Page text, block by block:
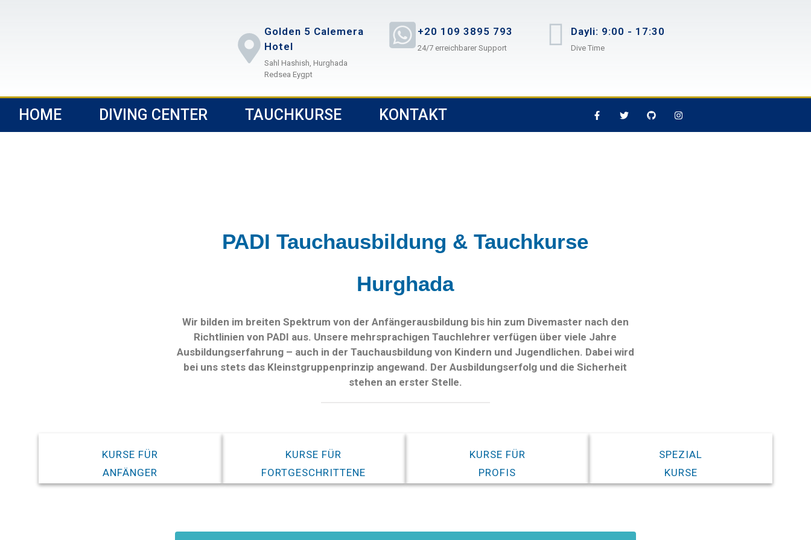
Golden 5 Calemera
Hotel
Sahl Hashish, Hurghada
Redsea Eygpt
+20 109 3895 793
24/7 erreichbarer Support
Dayli: 9:00 - 17:30
Dive Time
HOME DIVING CENTER TAUCHKURSE KONTAKT
PADI Tauchausbildung & Tauchkurse
Hurghada
Wir bilden im breiten Spektrum von der Anfängerausbildung bis hin zum Divemaster nach den
Richtlinien von PADI aus. Unsere mehrsprachigen Tauchlehrer verfügen über viele Jahre
Ausbildungserfahrung – auch in der Tauchausbildung von Kindern und Jugendlichen. Dabei wird
bei uns stets das Kleinstgruppenprinzip angewand. Der Ausbildungserfolg und die Sicherheit
stehen an erster Stelle.
KURSE FÜR
ANFÄNGER
KURSE FÜR
FORTGESCHRITTENE
KURSE FÜR
PROFIS
SPEZIAL
KURSE